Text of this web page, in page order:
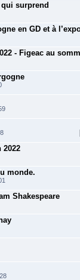
surprend
en GD et à
- Figeac au
2022
monde.
Shakespeare